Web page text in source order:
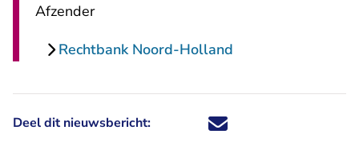
Afzender
Rechtbank Noord-Holland
Deel dit nieuwsbericht: Deel dit nieuwsbericht via X -
Deel dit nieuwsbericht via
Deel dit nieuwsbericht
Deel dit